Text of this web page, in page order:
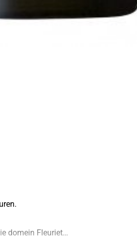
domein Fleuriet…